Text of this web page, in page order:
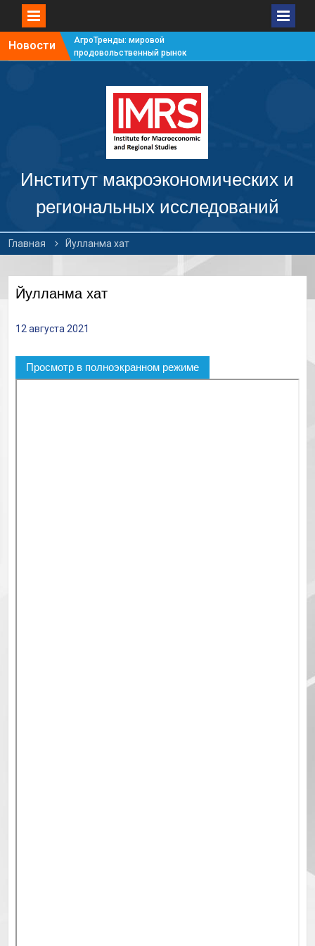
Новости
АгроТренды: мировой
продовольственный рынок
продовольственный рынок
АгроТренды: мировой
продовольственный рынок
АгроТренды: мировой
#4
Институт макроэкономических и
региональных исследований
Главная Йулланма хат
Йулланма хат
12 августа 2021
Просмотр в полноэкранном режиме